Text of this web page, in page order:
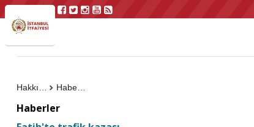
Haberler
Haberler